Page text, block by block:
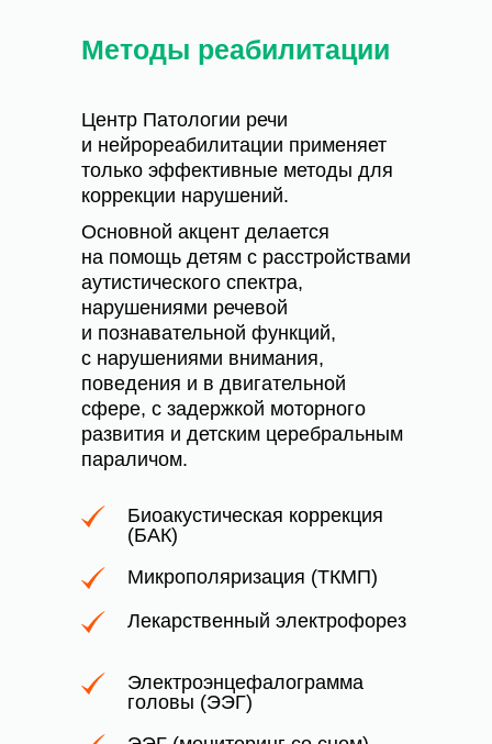
Методы реабилитации
Основной акцент делается
на помощь детям с расстройствами
аутистического спектра,
нарушениями речевой
и познавательной функций,
с нарушениями внимания,
поведения и в двигательной
сфере, с задержкой моторного
развития и детским церебральным
параличом.
Биоакустическая коррекция
(БАК)
Микрополяризация (ТКМП)
Лекарственный электрофорез
Электроэнцефалограмма
головы (ЭЭГ)
Центр Патологии речи
и нейрореабилитации применяет
только эффективные методы для
коррекции нарушений.